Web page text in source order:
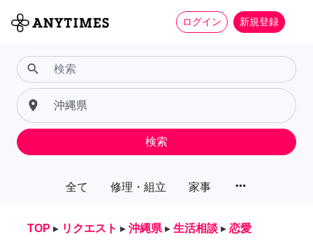
ログイン 新規登録
全て 修理・組立 家事 more_horiz
search
place
検索
TOP ▸ リクエスト ▸ 沖縄県 ▸ 生活相談 ▸ 恋愛